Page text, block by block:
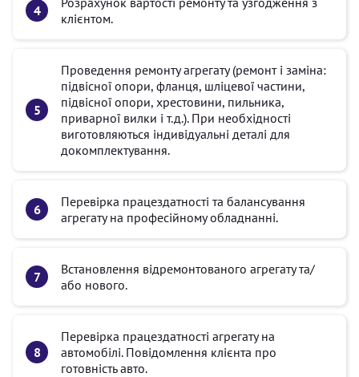
клієнтом.
Проведення ремонту агрегату (ремонт і заміна:
підвісної опори, фланця, шліцевої частини,
підвісної опори, хрестовини, пильника,
приварної вилки і т.д.). При необхідності
виготовляються індивідуальні деталі для
докомплектування.
Перевірка працездатності та балансування
агрегату на професійному обладнанні.
Встановлення відремонтованого агрегату та/
або нового.
Перевірка працездатності агрегату на
автомобілі. Повідомлення клієнта про
готовність авто.